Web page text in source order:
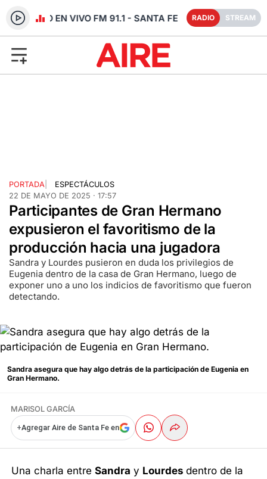
RADIO EN VIVO FM 91.1 - SANTA FE RADIO STREAM
PORTADA
ESPECTÁCULOS
22 DE MAYO DE 2025 · 17:57
Participantes de Gran Hermano
expusieron el favoritismo de la
producción hacia una jugadora
Sandra y Lourdes pusieron en duda los privilegios de
Eugenia dentro de la casa de Gran Hermano, luego de
exponer uno a uno los indicios de favoritismo que fueron
detectando.
Sandra asegura que hay algo detrás de la participación de Eugenia en
Gran Hermano.
MARISOL GARCÍA
+Agregar Aire de Santa Fe en
Una charla entreSandra y Lourdesdentro de la